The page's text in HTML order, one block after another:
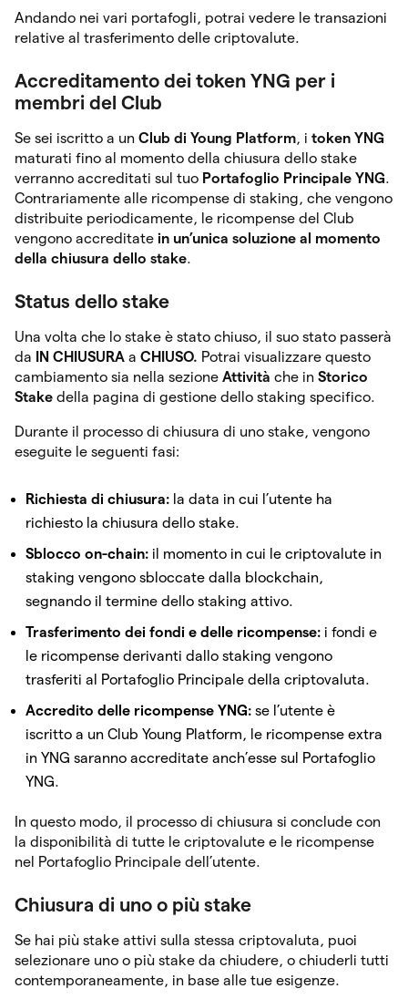
Andando nei vari portafogli, potrai vedere le transazioni
relative al trasferimento delle criptovalute.
Accreditamento dei token YNG per i
membri del Club
Se sei iscritto a un Club di Young Platform, i token YNG
maturati fino al momento della chiusura dello stake
verranno accreditati sul tuo Portafoglio Principale YNG.
Contrariamente alle ricompense di staking, che vengono
distribuite periodicamente, le ricompense del Club
vengono accreditate in un’unica soluzione al momento
della chiusura dello stake.
Status dello stake
Una volta che lo stake è stato chiuso, il suo stato passerà
da
IN CHIUSURA a CHIUSO. Potrai visualizzare questo
cambiamento sia nella sezione Attività che in Storico
Stake della pagina di gestione dello staking specifico.
Durante il processo di chiusura di uno stake, vengono
eseguite le seguenti fasi:
Richiesta di chiusura: la data in cui l’utente ha
richiesto la chiusura dello stake.
Sblocco on-chain: il momento in cui le criptovalute in
staking vengono sbloccate dalla blockchain,
segnando il termine dello staking attivo.
Trasferimento dei fondi e delle ricompense: i fondi e
le ricompense derivanti dallo staking vengono
trasferiti al Portafoglio Principale della criptovaluta.
Accredito delle ricompense YNG: se l’utente è
iscritto a un Club Young Platform, le ricompense extra
in YNG saranno accreditate anch’esse sul Portafoglio
YNG.
In questo modo, il processo di chiusura si conclude con
la disponibilità di tutte le criptovalute e le ricompense
nel Portafoglio Principale dell’utente.
Chiusura di uno o più stake
Se hai più stake attivi sulla stessa criptovaluta, puoi
selezionare uno o più stake da chiudere, o chiuderli tutti
contemporaneamente, in base alle tue esigenze.